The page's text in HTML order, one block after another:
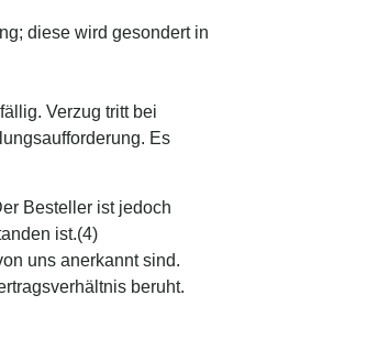
diese wird gesondert in
Verzug tritt bei
Es
Besteller ist jedoch
ist.(4)
uns anerkannt sind.
beruht.